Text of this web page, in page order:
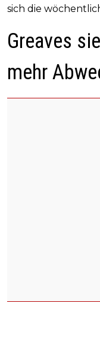
sich die
Greaves
mehr